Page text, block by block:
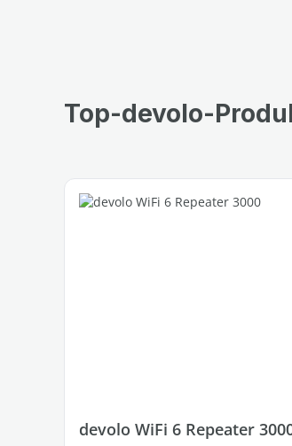
Top-devolo-
devolo WiFi 6 Repeater